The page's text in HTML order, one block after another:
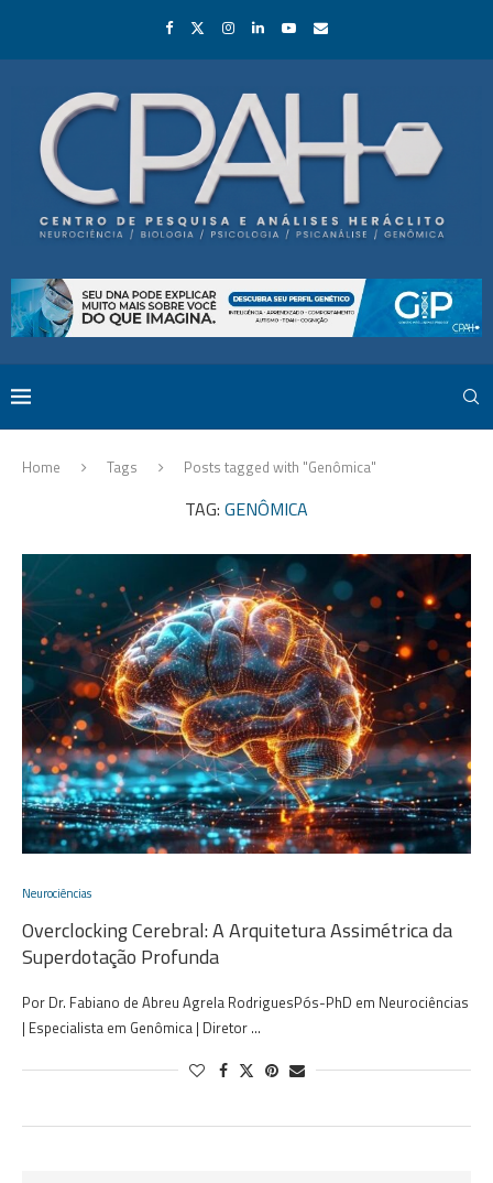
Home Tags Posts tagged with "Genômica"
TAG: GENÔMICA
Neurociências
Overclocking Cerebral: A Arquitetura Assimétrica da
Superdotação Profunda
Por Dr. Fabiano de Abreu Agrela RodriguesPós-PhD em Neurociências
| Especialista em Genômica | Diretor …